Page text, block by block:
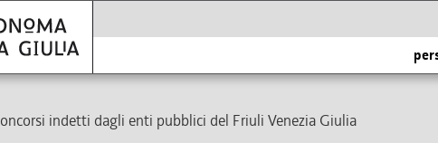
indetti dagli enti pubblici del Friuli Venezia Giulia